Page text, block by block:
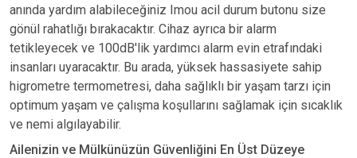
anında yardım alabileceğiniz Imou acil durum butonu size
gönül rahatlığı bırakacaktır. Cihaz ayrıca bir alarm
tetikleyecek ve 100dB'lik yardımcı alarm evin etrafındaki
insanları uyaracaktır. Bu arada, yüksek hassasiyete sahip
higrometre termometresi, daha sağlıklı bir yaşam tarzı için
optimum yaşam ve çalışma koşullarını sağlamak için sıcaklık
ve nemi algılayabilir.
Ailenizin ve Mülkünüzün Güvenliğini En Üst Düzeye